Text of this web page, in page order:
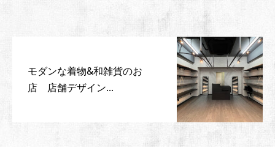
モダンな着物&和雑貨のお
店 店舗デザイン...